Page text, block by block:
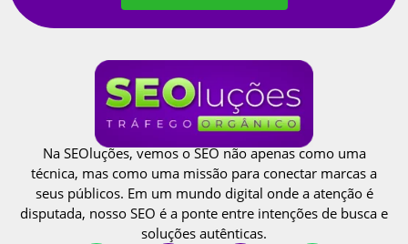
Na SEOluções, vemos o SEO não apenas como uma
técnica, mas como uma missão para conectar marcas a
seus públicos. Em um mundo digital onde a atenção é
disputada, nosso SEO é a ponte entre intenções de busca e
soluções autênticas.